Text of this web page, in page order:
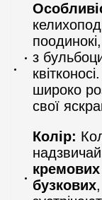
з
широко
свої
Колір:
кремових
бузкових,